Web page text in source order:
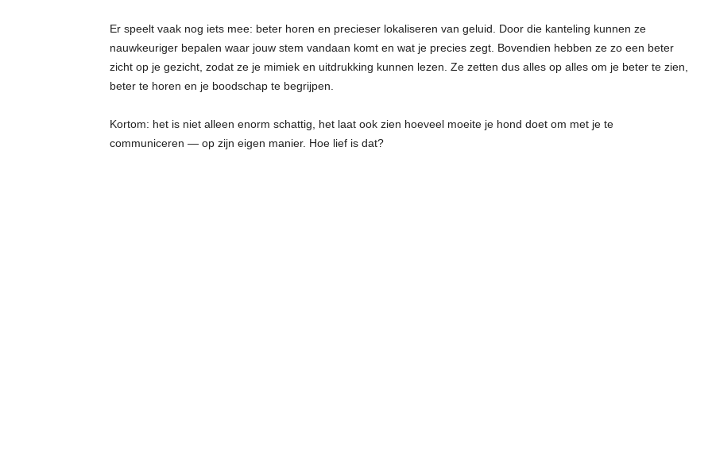
Er speelt vaak nog iets mee: beter horen en precieser lokaliseren van geluid. Door die kanteling kunnen ze
nauwkeuriger bepalen waar jouw stem vandaan komt en wat je precies zegt. Bovendien hebben ze zo een beter
zicht op je gezicht, zodat ze je mimiek en uitdrukking kunnen lezen. Ze zetten dus alles op alles om je beter te zien,
beter te horen en je boodschap te begrijpen.
Kortom: het is niet alleen enorm schattig, het laat ook zien hoeveel moeite je hond doet om met je te
communiceren — op zijn eigen manier. Hoe lief is dat?